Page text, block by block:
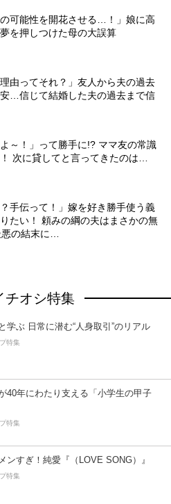
の可能性を開花させる…！」娘に高
を押しつけた母の大誤算
理由ってそれ？」友人から夫の過去
…信じて結婚した夫の過去まで信
よ～！」って勝手に!? ママ友の常識
次に貸してと言ってきたのは…
？手伝って！」嫁を好き勝手使う義
たい！ 頼みの綱の夫はまさかの無
の結末に…
チオシ特集
学ぶ 日常に潜む“人身取引”のリアル
特集
40年にわたり支える「小学生の甲子
特集
ンすぎ！純愛『（LOVE SONG）』
特集